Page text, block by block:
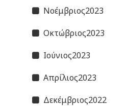
Νοέμβριος2023
Οκτώβριος2023
Ιούνιος2023
Απρίλιος2023
Δεκέμβριος2022